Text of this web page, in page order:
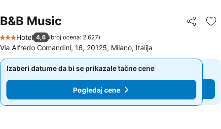
B&B Music Deli
3 Zvezdice
Hotel 4,6 (broj ocena: 2.627)
Via Alfredo Comandini, 16, 20125, Milano, Italija
Izaberi datume da bi se prikazale tačne cene
Pogledaj cene
Izaberi datume da bi se prikazale tačne cene
Pogledaj cene